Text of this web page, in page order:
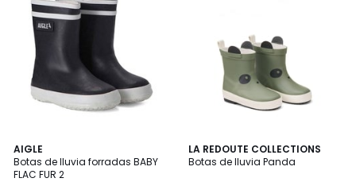
AIGLE
Botas de lluvia forradas BABY
FLAC FUR 2
4
/
5
LA REDOUTE COLLECTIONS
Botas de lluvia Panda
4,2
/ 5